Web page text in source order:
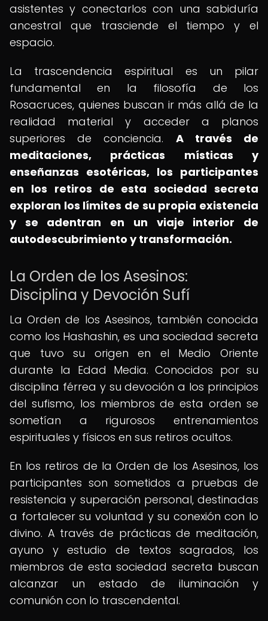
asistentes y conectarlos con una sabiduría
ancestral que trasciende el tiempo y el
espacio.
La trascendencia espiritual es un pilar
fundamental en la filosofía de los
Rosacruces, quienes buscan ir más allá de la
realidad material y acceder a planos
superiores de conciencia. A través de
meditaciones, prácticas místicas y
enseñanzas esotéricas, los participantes
en los retiros de esta sociedad secreta
exploran los límites de su propia existencia
y se adentran en un viaje interior de
autodescubrimiento y transformación.
La Orden de los Asesinos:
Disciplina y Devoción Sufí
La Orden de los Asesinos, también conocida
como los Hashashin, es una sociedad secreta
que tuvo su origen en el Medio Oriente
durante la Edad Media. Conocidos por su
disciplina férrea y su devoción a los principios
del sufismo, los miembros de esta orden se
sometían a rigurosos entrenamientos
espirituales y físicos en sus retiros ocultos.
En los retiros de la Orden de los Asesinos, los
participantes son sometidos a pruebas de
resistencia y superación personal, destinadas
a fortalecer su voluntad y su conexión con lo
divino. A través de prácticas de meditación,
ayuno y estudio de textos sagrados, los
miembros de esta sociedad secreta buscan
alcanzar un estado de iluminación y
comunión con lo trascendental.